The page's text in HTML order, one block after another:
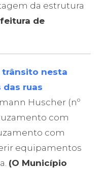
da estrutura
de
nesta
ruas
Huscher (nº
com
com
equipamentos
(O Município